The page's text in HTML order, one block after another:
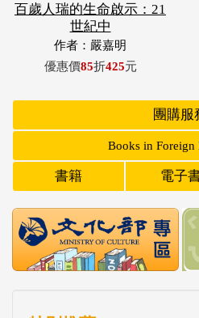
百歲人瑞的生命啟示：21
世紀中
作者：嚴嘉明
優惠價85折425元
團購服
Books in Foreign
書籍 電子